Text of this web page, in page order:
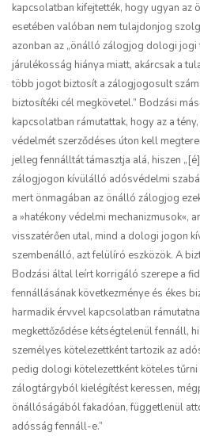
kapcsolatban kifejtették, hogy ugyan az
esetében valóban nem tulajdonjog
azonban az „önálló zálogjog dologi jogi
járulékosság hiánya miatt, akárcsak a
több jogot biztosít a zálogjogosult
biztosítéki cél megkövetel.” Bodzási
kapcsolatban rámutattak, hogy az a
védelmét szerződéses úton kell
jelleg fennálltát támasztja alá, hiszen
zálogjogon kívülálló adósvédelmi
mert önmagában az önálló zálogjog
a »hatékony védelmi mechanizmusok«,
visszatérően utal, mind a dologi jogon
szembenálló, azt felülíró eszközök. A
Bodzási által leírt korrigáló szerepe a
fennállásának következménye és ékes
harmadik érvvel kapcsolatban
megkettőződése kétségtelenül fennáll,
személyes kötelezettként tartozik az
pedig dologi kötelezettként köteles
zálogtárgyból kielégítést keressen,
önállóságából fakadóan, függetlenül
adósság fennáll-e.”